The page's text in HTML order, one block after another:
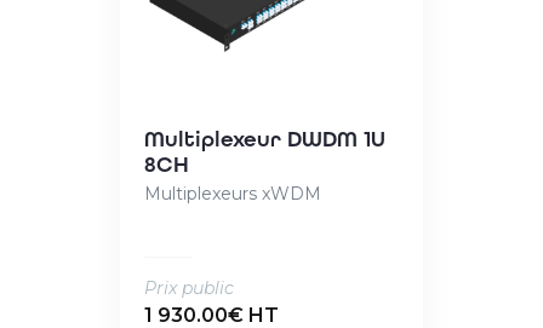
Multiplexeur DWDM 1U
8CH
Multiplexeurs xWDM
Prix public
1 930.00€ HT